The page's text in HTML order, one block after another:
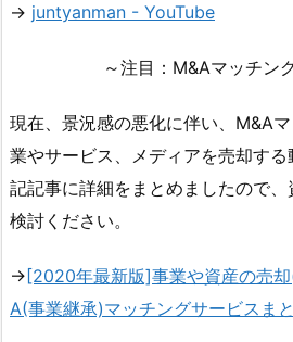
→ juntyanman - YouTube
～注目：M&Aマッチン
現在、景況感の悪化に伴い、M&A
業やサービス、メディアを売却す
記記事に詳細をまとめましたので
検討ください。
→[2020年最新版]事業や資産の売
A(事業継承)マッチングサービスま